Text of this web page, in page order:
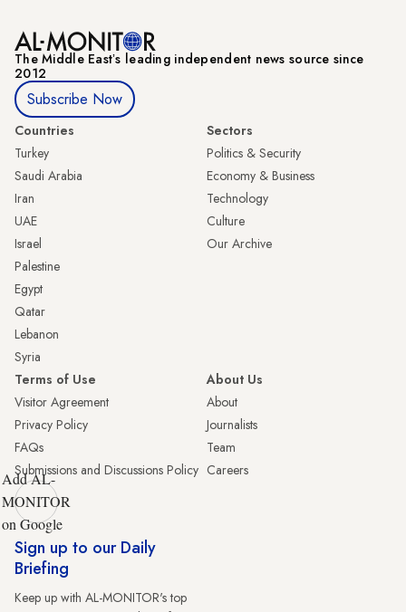
The Middle Eastʼs leading independent news source since
2012
Subscribe Now
Countries
Turkey
Saudi Arabia
Iran
UAE
Israel
Palestine
Egypt
Qatar
Lebanon
Syria
Sectors
Politics & Security
Economy & Business
Technology
Culture
Our Archive
Terms of Use
Visitor Agreement
Privacy Policy
FAQs
Submissions and Discussions Policy
About Us
About
Journalists
Team
Careers
Add AL-
MONITOR
on Google
Sign up to our Daily
Briefing
Keep up with AL-MONITOR's top